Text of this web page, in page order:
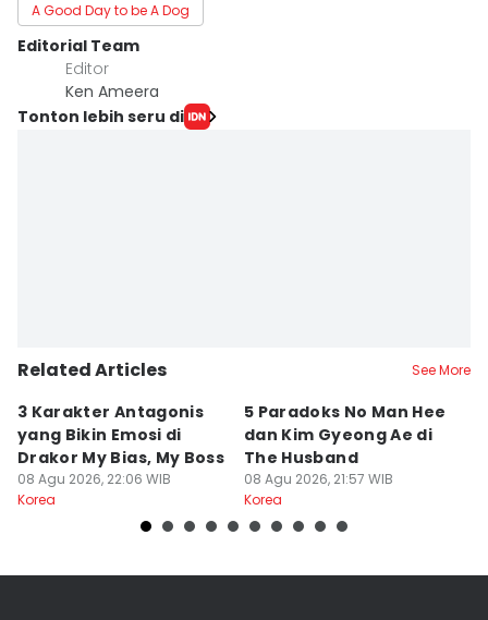
A Good Day to be A Dog
Editorial Team
Editor
Ken Ameera
Tonton lebih seru di
Related Articles See More
3 Karakter Antagonis
yang Bikin Emosi di
Drakor My Bias, My Boss
08 Agu 2026, 22:06 WIB
Korea
5 Paradoks No Man Hee
dan Kim Gyeong Ae di
The Husband
08 Agu 2026, 21:57 WIB
Korea